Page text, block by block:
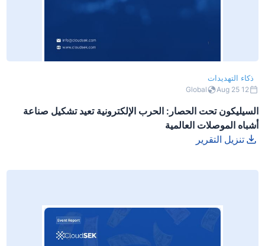
ذكاء التهديدات
12 Aug 25
Global
السيليكون تحت الحصار: الحرب الإلكترونية تعيد تشكيل صناعة
أشباه الموصلات العالمية
تنزيل التقرير